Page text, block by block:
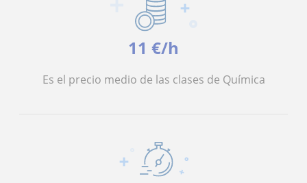
11 €/h
Es el precio medio de las clases de Química